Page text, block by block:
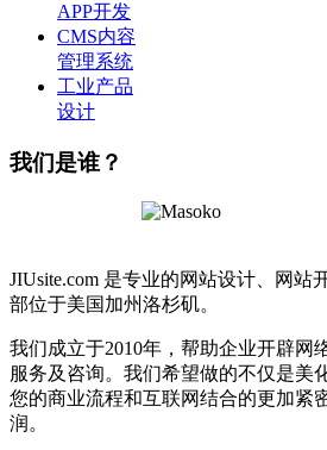
APP开发
CMS内容
管理系统
工业产品
设计
我们是谁？
JIUsite.com 是专业的网站设计、网站
部位于美国加州洛杉矶。
我们成立于2010年，帮助企业开辟网
服务及咨询。我们希望做的不仅是美
您的商业流程和互联网结合的更加紧
润。